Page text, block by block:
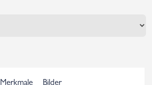
Merkmale Bilder